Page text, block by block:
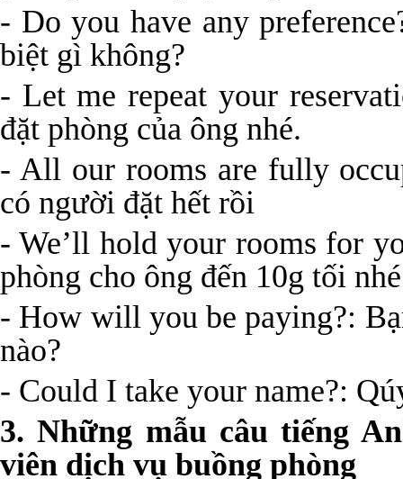
- Do you have any
biệt gì không?
- Let me repeat your
đặt phòng của ông nhé.
- All our rooms are fully
có người đặt hết rồi
- We’ll hold your rooms for
phòng cho ông đến 10g tối
- How will you be paying?:
nào?
- Could I take your name?:
3. Những mẫu câu tiếng
viên dịch vụ buồng phòng